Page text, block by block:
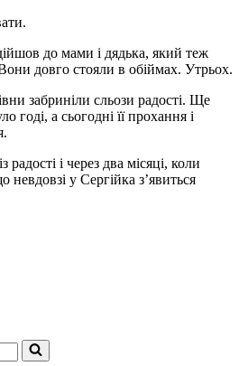
до мами і дядька, який теж
довго стояли в обіймах. Утрьох.
забриніли сльози радості. Ще
годі, а сьогодні її прохання і
і через два місяці, коли
у Сергійка з’явиться